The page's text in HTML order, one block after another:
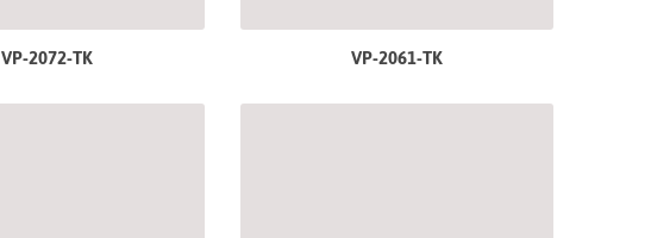
VP-2072-TK VP-2061-TK